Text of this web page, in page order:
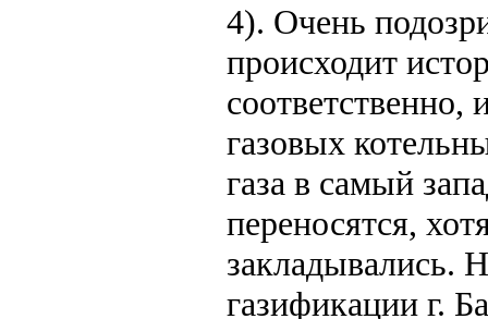
4). Очень
происходит
соответственно,
газовых
газа в самый
переносятся,
закладывались.
газификации г.